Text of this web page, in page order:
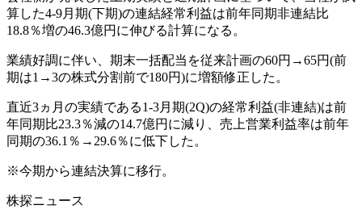
算した4-9月期(下期)の連結経常利益は前年同期非連結比
18.8％増の46.3億円に伸びる計算になる。
業績好調に伴い、期末一括配当を従来計画の60円→65円(前
期は1→3の株式分割前で180円)に増額修正した。
直近3ヵ月の実績である1-3月期(2Q)の経常利益(非連結)は前
年同期比23.3％減の14.7億円に減り、売上営業利益率は前年
同期の36.1％→29.6％に低下した。
※今期から連結決算に移行。
株探ニュース